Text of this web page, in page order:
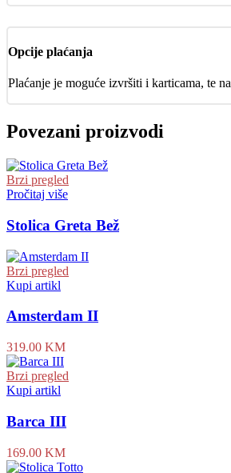
Opcije plaćanja
Plaćanje je moguće izvršiti i karticama, te
Povezani proizvodi
Brzi pregled
Pročitaj više
Stolica Greta Bež
Brzi pregled
Kupi artikl
Amsterdam II
319.00 KM
Brzi pregled
Kupi artikl
Barca III
169.00 KM